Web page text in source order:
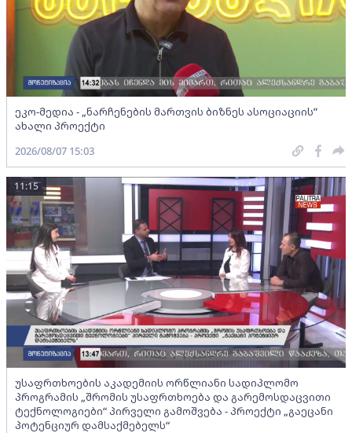
ეკო-მედია - „ნარჩენების მართვის ბიზნეს ასოციაციის”
ახალი პროექტი
2026/08/07 15:03
უსაფრთხოების აკადემიის ორწლიანი სადიპლომო
პროგრამის „შრომის უსაფრთხოება და გარემოსდაცვითი
ტექნოლოგიები“ პირველი გამოშვება - პროექტი „გაეცანი
პოტენციურ დამსაქმებელს“
11:15